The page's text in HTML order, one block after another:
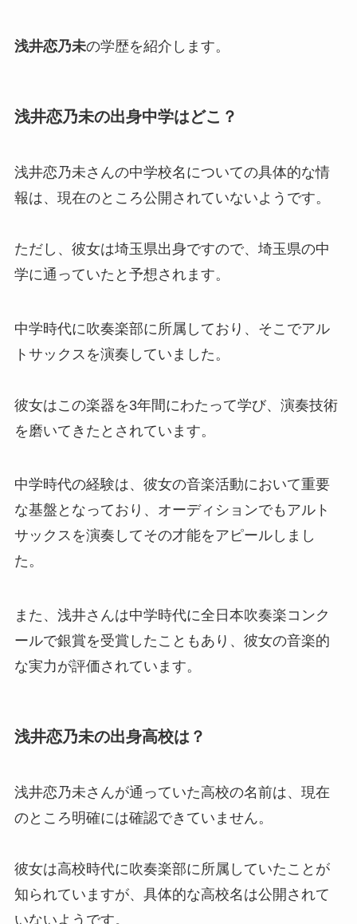
浅井恋乃未の学歴を紹介します。
浅井恋乃未の出身中学はどこ？
浅井恋乃未さんの中学校名についての具体的な情
報は、現在のところ公開されていないようです。
ただし、彼女は埼玉県出身ですので、埼玉県の中
学に通っていたと予想されます。
中学時代に吹奏楽部に所属しており、そこでアル
トサックスを演奏していました。
彼女はこの楽器を3年間にわたって学び、演奏技術
を磨いてきたとされています。
中学時代の経験は、彼女の音楽活動において重要
な基盤となっており、オーディションでもアルト
サックスを演奏してその才能をアピールしまし
た。
また、浅井さんは中学時代に全日本吹奏楽コンク
ールで銀賞を受賞したこともあり、彼女の音楽的
な実力が評価されています。
浅井恋乃未の出身高校は？
浅井恋乃未さんが通っていた高校の名前は、現在
のところ明確には確認できていません。
彼女は高校時代に吹奏楽部に所属していたことが
知られていますが、具体的な高校名は公開されて
いないようです。